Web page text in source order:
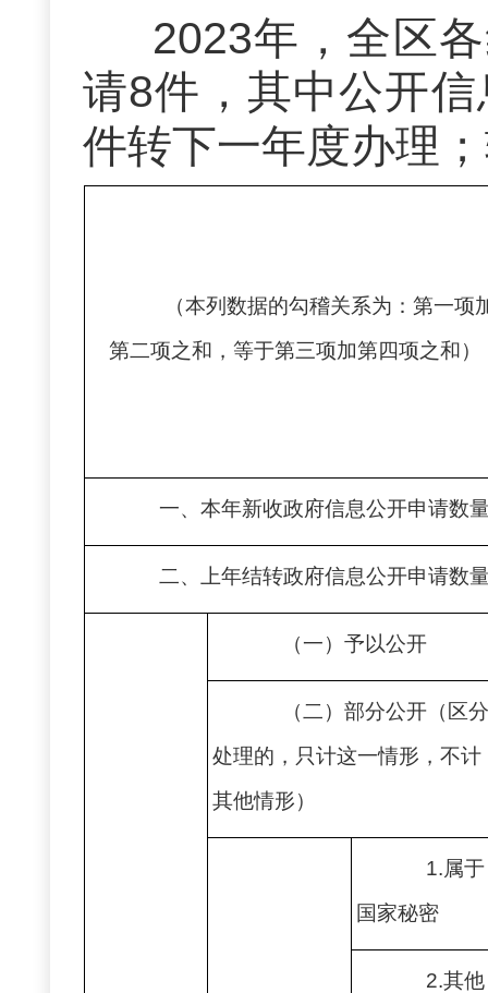
2023年，全区
请8件， 其中公开信
件转下一年度办理
（本列数据的勾稽关系为：第一项
第二项之和，等于第三项加第四项之和）
一、本年新收政府信息公开申请数
二、上年结转政府信息公开申请数
（一）予以公开
（二）部分公开（区
处理的，只计这一情形，不计
其他情形）
1.属于
国家秘密
2.其他